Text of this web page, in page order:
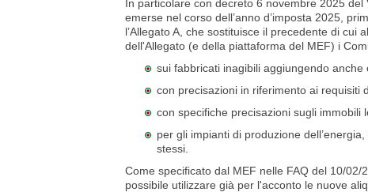
In particolare con decreto 6 novembre 2025
emerse nel corso dell’anno d’imposta 2025,
l’Allegato A, che sostituisce il precedente di
dell'Allegato (e della piattaforma del MEF) i
sui fabbricati inagibili aggiungendo
con precisazioni in riferimento ai requisiti
con specifiche precisazioni sugli immobili
per gli impianti di produzione
stessi.
Come specificato dal MEF nelle FAQ del 10/
possibile utilizzare già per l'acconto le nuove